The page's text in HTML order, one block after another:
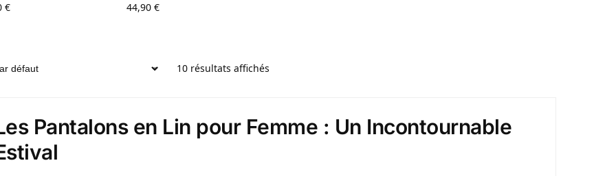
€
44,90€
10 résultats affichés
Pantalons en Lin pour Femme : Un Incontournable